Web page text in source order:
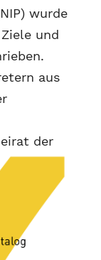
wurde
und
aus
der